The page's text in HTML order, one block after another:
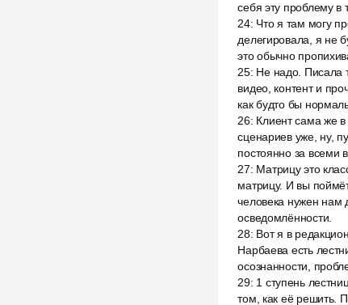
себя эту проблему в
24: Что я там могу
делегировала, я не
это обычно
25: Не надо. Писала
видео, контент и
как будто бы
26: Клиент сама же в
сценариев уже, ну,
постоянно за всеми
27: Матрицу это
матрицу. И вы
человека нужен нам
осведомлённости.
28: Вот я в
Нарбаева есть
осознанности,
29: 1 ступень
том, как её решить.